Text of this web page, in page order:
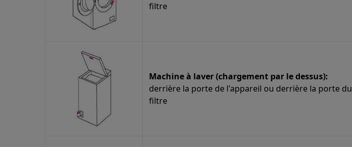
filtre
Machine à laver (chargement par le dessus):
derrière la porte de l'appareil ou derrière la porte du
filtre